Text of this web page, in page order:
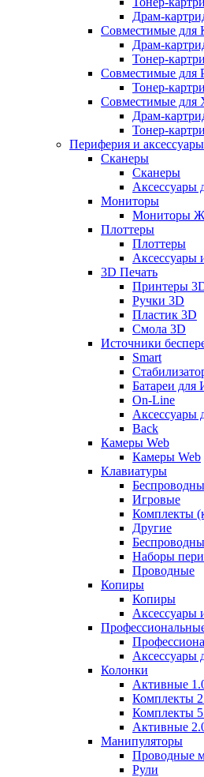
Драм-
Совместимые для
Драм-
Тонер-
Совместимые для
Тонер-
Совместимые для
Драм-
Тонер-
Периферия и аксессуары
Сканеры
Сканеры
Аксессуары
Мониторы
Мониторы
Плоттеры
Плоттеры
Аксессуары
3D Печать
Принтеры
Ручки 3D
Пластик 3D
Смола 3D
Источники
Smart
Батареи для
On-Line
Аксессуары
Back
Камеры Web
Камеры Web
Клавиатуры
Игровые
Комплекты
Другие
Наборы
Проводные
Копиры
Копиры
Аксессуары
Аксессуары
Колонки
Активные
Комплекты
Комплекты
Активные
Манипуляторы
Проводные
Рули